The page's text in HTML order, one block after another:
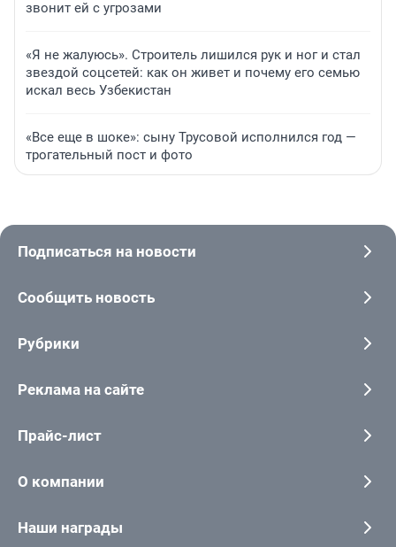
звонит ей с угрозами
«Я не жалуюсь». Строитель лишился рук и ног и стал
звездой соцсетей: как он живет и почему его семью
искал весь Узбекистан
«Все еще в шоке»: сыну Трусовой исполнился год —
трогательный пост и фото
Подписаться на новости
Сообщить новость
Рубрики
Реклама на сайте
Прайс-лист
О компании
Наши награды